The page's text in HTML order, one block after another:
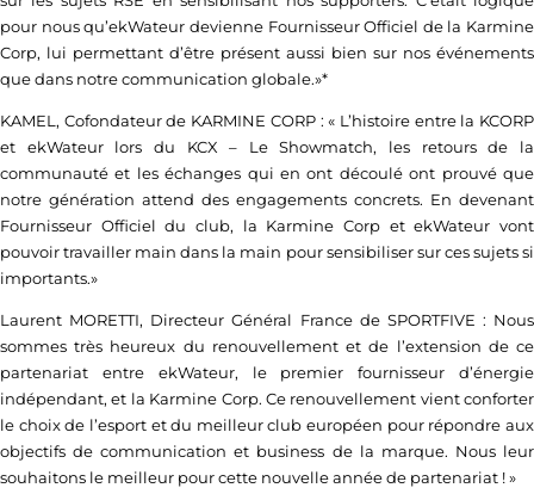
pour nous qu’ekWateur devienne Fournisseur Officiel de la Karmine
Corp, lui permettant d’être présent aussi bien sur nos événements
que dans notre communication globale.»*
KAMEL, Cofondateur de KARMINE CORP : « L’histoire entre la KCORP
et ekWateur lors du KCX – Le Showmatch, les retours de la
communauté et les échanges qui en ont découlé ont prouvé que
notre génération attend des engagements concrets. En devenant
Fournisseur Officiel du club, la Karmine Corp et ekWateur vont
pouvoir travailler main dans la main pour sensibiliser sur ces sujets si
importants.»
Laurent MORETTI, Directeur Général France de SPORTFIVE : Nous
sommes très heureux du renouvellement et de l’extension de ce
partenariat entre ekWateur, le premier fournisseur d’énergie
indépendant, et la Karmine Corp. Ce renouvellement vient conforter
le choix de l’esport et du meilleur club européen pour répondre aux
objectifs de communication et business de la marque. Nous leur
souhaitons le meilleur pour cette nouvelle année de partenariat ! »